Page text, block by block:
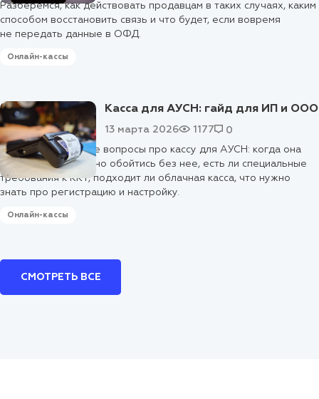
Разберемся, как действовать продавцам в таких случаях, каким
способом восстановить связь и что будет, если вовремя
не передать данные в ОФД.
Онлайн-кассы
Касса для АУСН: гайд для ИП и ООО
13 марта 2026 1177
0
Ответим на главные вопросы про кассу для АУСН: когда она
нужна, а когда можно обойтись без нее, есть ли специальные
требования к ККТ, подходит ли облачная касса, что нужно
знать про регистрацию и настройку.
Онлайн-кассы
СМОТРЕТЬ ВСЕ